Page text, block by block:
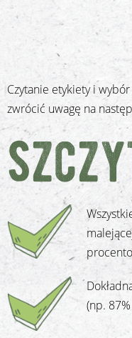
Czytanie etykiety i
zwrócić uwagę na
(np.